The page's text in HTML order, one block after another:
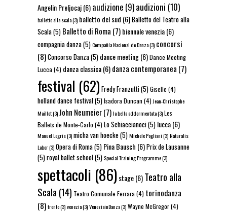
Angelin Preljocaj(6)audizione (9)audizioni (10)
balletto alla scala(3) balletto del sud (6)Balletto del Teatro alla
Scala(5) Balletto di Roma (7)biennale venezia(6)
compagnia danza(5)Compañía Nacional de Danza(3) concorsi
(8)Concorso Danza(5) dance meeting(6)Dance Meeting
Lucca (4) danza classica(6)danza contemporanea (7)
festival (62) Fredy Franzutti(5)Giselle (4)
holland dance festival(5)Isadora Duncan (4) Jean-Christophe
Maillot(3)John Neumeier(7)la bella addormentata(3)Les
Ballets de Monte-Carlo (4) Lo Schiaccianoci(5) lucca(6)
Manuel Legris(3)micha van hoecke(5)Michele Pogliani(3)Naturalis
Labor(3)Opera di Roma(5) Pina Bausch (6)Prix de Lausanne
(5)royal ballet school(5)Special Training Programme(3)
spettacoli (86)stage(6)Teatro alla
Scala (14) Teatro Comunale Ferrara (4) torinodanza
(8)trento(3)venezia(3)VeneziainDanza(3)Wayne McGregor(4)